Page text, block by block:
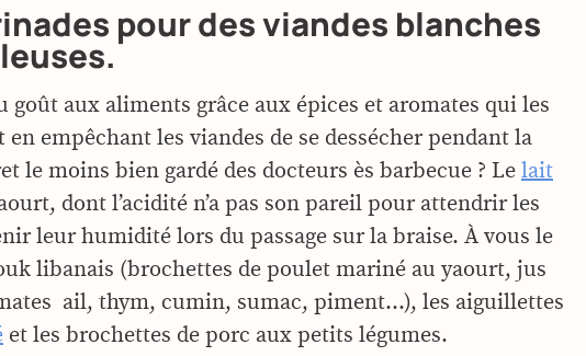
pour des viandes blanches
goût aux aliments grâce aux épices et aromates qui les
empêchant les viandes de se dessécher pendant la
le moins bien gardé des docteurs ès barbecue ? Le lait
dont l’acidité n’a pas son pareil pour attendrir les
leur humidité lors du passage sur la braise. À vous le
libanais (brochettes de poulet mariné au yaourt, jus
 ail, thym, cumin, sumac, piment…), les aiguillettes
et les brochettes de porc aux petits légumes.